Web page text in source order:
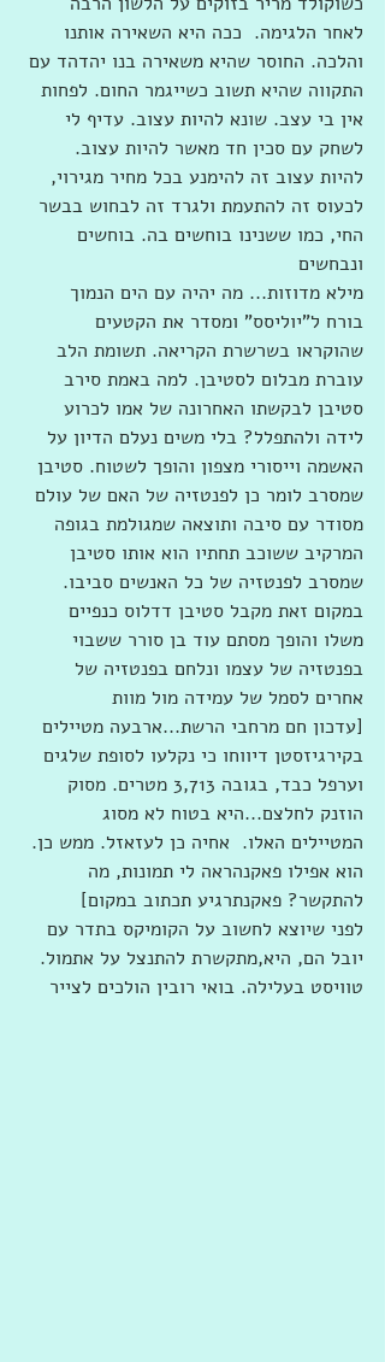
לאחר הלגימה.  ככה היא השאירה אותנו
והלכה. החוסר שהיא משאירה בנו יהדהד עם
התקווה שהיא תשוב כשייגמר החום. לפחות
אין בי עצב. שונא להיות עצוב. עדיף לי
לשחק עם סכין חד מאשר להיות עצוב.
להיות עצוב זה להימנע בכל מחיר מגירוי,
לכעוס זה להתעמת ולגרד זה לבחוש בבשר
החי, כמו ששנינו בוחשים בה. בוחשים
ונבחשים
מילא מדוזות... מה יהיה עם הים הנמוך
בורח ל"יוליסס" ומסדר את הקטעים
שהוקראו בשרשרת הקריאה. תשומת הלב
עוברת מבלום לסטיבן. למה באמת סירב
סטיבן לבקשתו האחרונה של אמו לכרוע
לידה ולהתפלל? בלי משים נעלם הדיון על
האשמה וייסורי מצפון והופך לשטוח. סטיבן
שמסרב לומר כן לפנטזיה של האם של עולם
מסודר עם סיבה ותוצאה שמגולמת בגופה
המרקיב ששוכב תחתיו הוא אותו סטיבן
שמסרב לפנטזיה של כל האנשים סביבו.
במקום זאת מקבל סטיבן דדלוס כנפיים
משלו והופך מסתם עוד בן סורר ששבוי
בפנטזיה של עצמו ונלחם בפנטזיה של
אחרים לסמל של עמידה מול מוות
[עדכון חם מרחבי הרשת...ארבעה מטיילים
בקירגיזסטן דיווחו כי נקלעו לסופת שלגים
וערפל כבד, בגובה 3,713 מטרים. מסוק
הוזנק לחלצם...היא בטוח לא מסוג
המטיילים האלו.  אחיה כן לעזאזל. ממש כן.
הוא אפילו פאקנהראה לי תמונות, מה
להתקשר? פאקנתרגיע תכתוב במקום]
לפני שיוצא לחשוב על הקומיקס בתדר עם
יובל הם, היא,מתקשרת להתנצל על אתמול.
טוויסט בעלילה. בואי רובין הולכים לצייר